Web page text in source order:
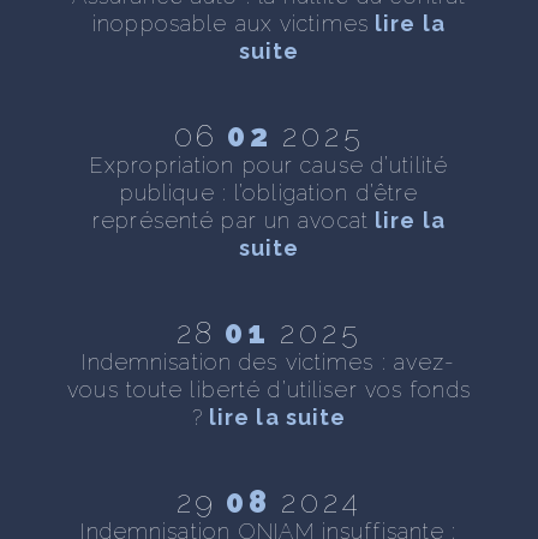
inopposable aux victimes lire la
suite
06 02 2025
Expropriation pour cause d’utilité
publique : l’obligation d’être
représenté par un avocat lire la
suite
28 01 2025
Indemnisation des victimes : avez-
vous toute liberté d’utiliser vos fonds
? lire la suite
29 08 2024
Indemnisation ONIAM insuffisante :